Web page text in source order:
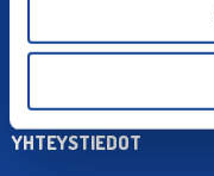
YHTEYSTIEDOT